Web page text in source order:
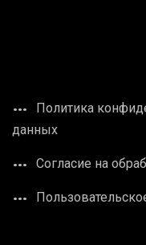
Политика
данных
Согласие на